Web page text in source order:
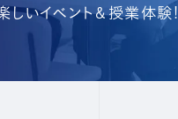
しいイベント＆授業体験!